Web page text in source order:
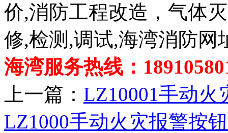
价,消防工程改造，气体
修,检测,调试,海湾消防网
海湾服务热线：
上一篇： LZ10001手动火
LZ1000手动火灾报警按